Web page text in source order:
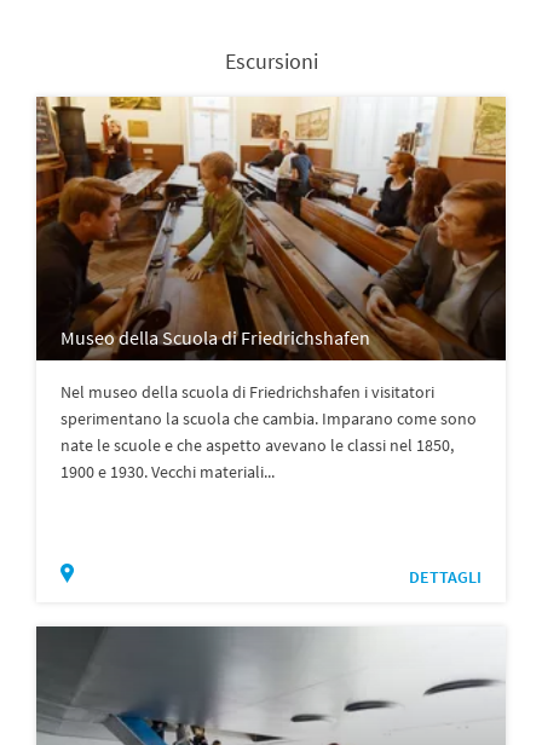
Escursioni
Museo della Scuola di Friedrichshafen
Nel museo della scuola di Friedrichshafen i visitatori
sperimentano la scuola che cambia. Imparano come sono
nate le scuole e che aspetto avevano le classi nel 1850,
1900 e 1930. Vecchi materiali...
DETTAGLI